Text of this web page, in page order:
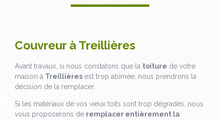
Couvreur à Treillières
Avant travaux, si nous constatons que la toiture de votre
maison à Treillières est trop abîmée, nous prendrons la
décision de la remplacer.
Si les matériaux de vos vieux toits sont trop dégradés, nous
vous proposerons de remplacer entièrement la